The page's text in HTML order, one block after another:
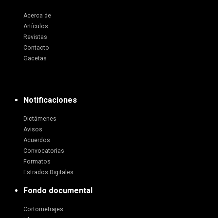
Acerca de
Artículos
Revistas
Contacto
Gacetas
Notificaciones
Dictámenes
Avisos
Acuerdos
Convocatorias
Formatos
Estrados Digitales
Fondo documental
Cortometrajes